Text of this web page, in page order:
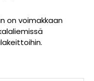
on voimakkaan